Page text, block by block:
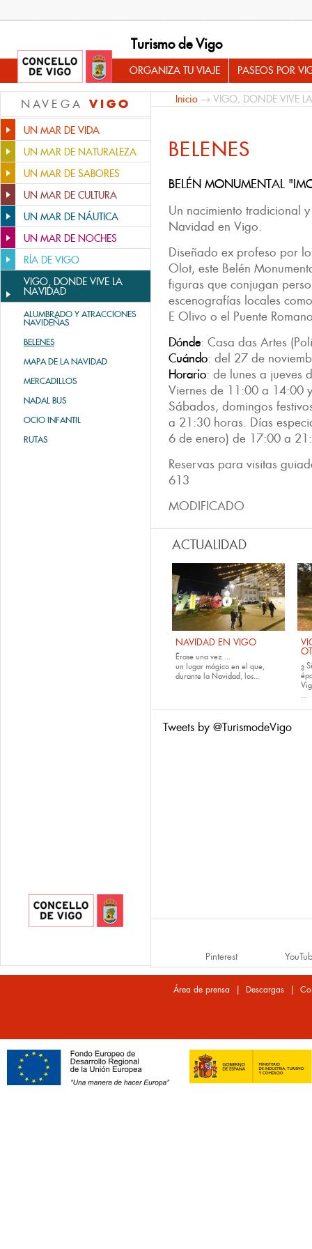
Turismo de Vigo
ORGANIZA TU VIAJE PASEOS POR
NAVEGA VIGO
UN MAR DE VIDA
UN MAR DE NATURALEZA
UN MAR DE SABORES
UN MAR DE CULTURA
UN MAR DE NÁUTICA
UN MAR DE NOCHES
RÍA DE VIGO
VIGO, DONDE VIVE LA
NAVIDAD
ALUMBRADO Y ATRACCIONES
NAVIDEÑAS
BELENES
MAPA DE LA NAVIDAD
MERCADILLOS
NADAL BUS
OCIO INFANTIL
RUTAS
Inicio → VIGO, DONDE VIVE
BELENES
BELÉN MONUMENTAL
Un nacimiento tradicional
Navidad en Vigo.
Diseñado ex profeso por
Olot, este Belén
figuras que conjugan
escenografías locales
E Olivo o el Puente
Dónde: Casa das Artes
Cuándo: del 27 de
Horario: de lunes a jueves
Viernes de 11:00 a 14:00
Sábados, domingos
a 21:30 horas. Días
6 de enero) de 17:00 a
Reservas para visitas
613
MODIFICADO
ACTUALIDAD
NAVIDAD EN VIGO
Érase una vez ...
un lugar mágico en el que,
durante la Navidad, los...
¿
...
Tweets by @TurismodeVigo
Pinterest
Área de prensa | Descargas|